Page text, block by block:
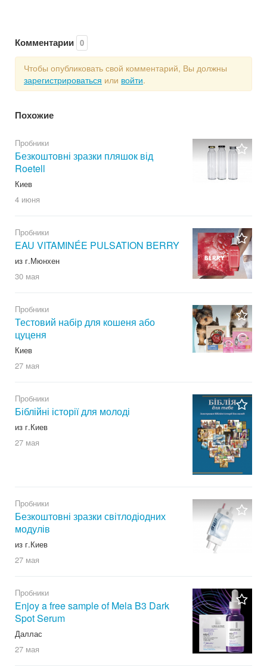
Комментарии 0
Чтобы опубликовать свой комментарий, Вы должны
зарегистрироваться или войти.
Похожие
Пробники
Безкоштовні зразки пляшок від
Roetell
Киев
4 июня
Пробники
EAU VITAMINÉE PULSATION BERRY
из г.Мюнхен
30 мая
Пробники
Тестовий набір для кошеня або
цуценя
Киев
27 мая
Пробники
Біблійні історії для молоді
из г.Киев
27 мая
Пробники
Безкоштовні зразки світлодіодних
модулів
из г.Киев
27 мая
Пробники
Enjoy a free sample of Mela B3 Dark
Spot Serum
Даллас
27 мая